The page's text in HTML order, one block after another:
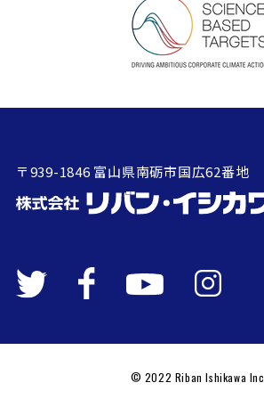
〒939-1846 富山県南砺市国広62番地
© 2022 Riban Ishikawa Inc.